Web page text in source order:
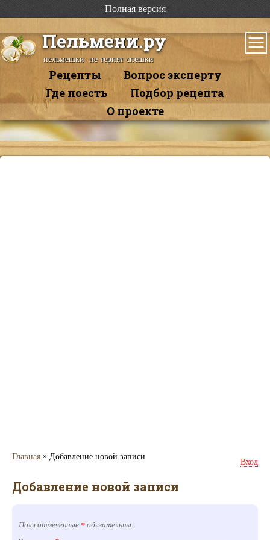
Полная версия
Пельмени.ру
пельмешки не терпят спешки
Рецепты
Вопрос эксперту
Где поесть
Подбор рецепта
О проекте
Главная » Добавление новой записи
Вход
Добавление новой записи
Поля отмеченные * обязательны.